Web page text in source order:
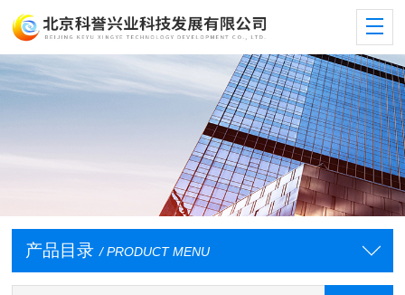
产品目录 / PRODUCT MENU